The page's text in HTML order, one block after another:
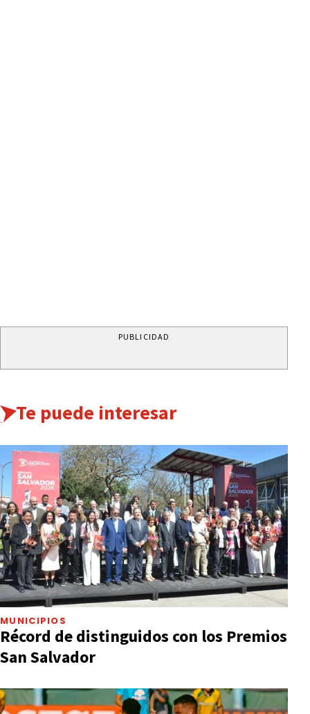
PUBLICIDAD
Te puede interesar
MUNICIPIOS
Récord de distinguidos con los Premios
San Salvador